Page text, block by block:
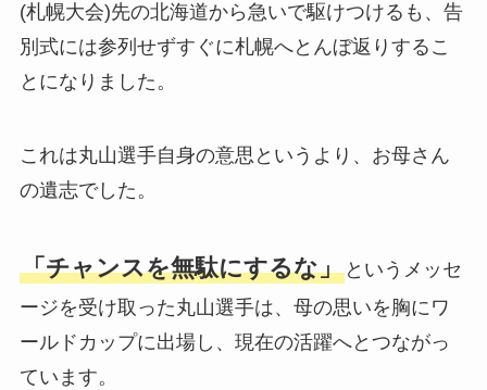
(札幌大会)先の北海道から急いで駆けつけるも、告
別式には参列せずすぐに札幌へとんぼ返りするこ
とになりました。
これは丸山選手自身の意思というより、お母さん
の遺志でした。
「チャンスを無駄にするな」というメッセ
ージを受け取った丸山選手は、母の思いを胸にワ
ールドカップに出場し、現在の活躍へとつながっ
ています。